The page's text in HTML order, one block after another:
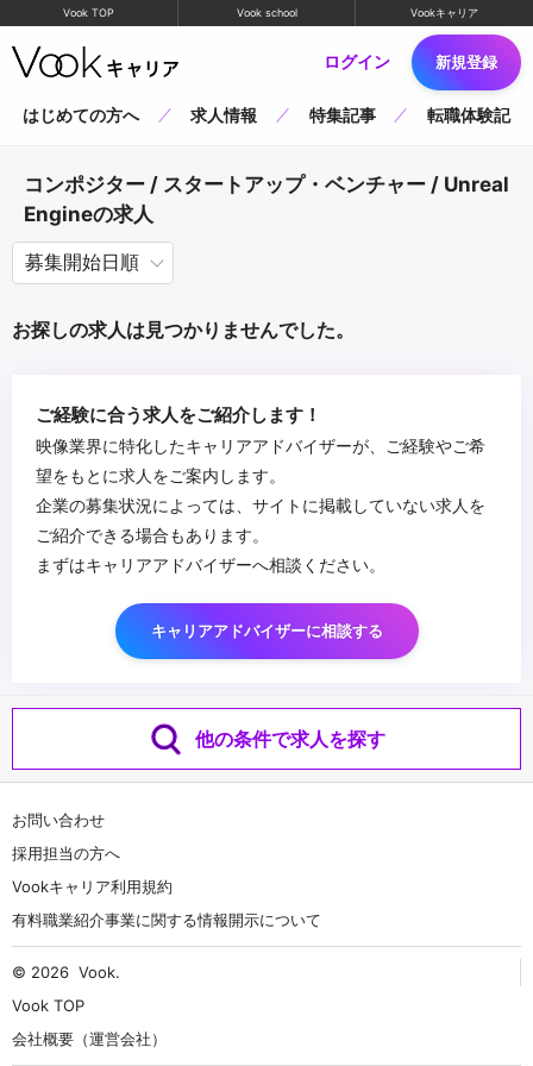
Vook TOP Vook school Vookキャリア
ログイン 新規登録
はじめての方へ 求人情報 特集記事 転職体験記
コンポジター / スタートアップ・ベンチャー / Unreal
Engineの求人
お探しの求人は見つかりませんでした。
ご経験に合う求人をご紹介します！
映像業界に特化したキャリアアドバイザーが、ご経験やご希
望をもとに求人をご案内します。
企業の募集状況によっては、サイトに掲載していない求人を
ご紹介できる場合もあります。
まずはキャリアアドバイザーへ相談ください。
キャリアアドバイザーに相談する
他の条件で求人を探す
お問い合わせ
採用担当の方へ
Vookキャリア利用規約
有料職業紹介事業に関する情報開示について
© 2026 Vook.
Vook TOP
会社概要（運営会社）